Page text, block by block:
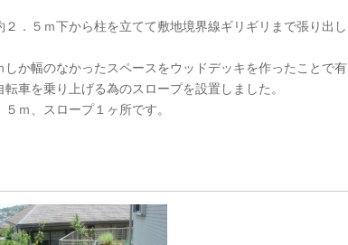
．５ｍ下から柱を立てて敷地境界線ギリギリまで張り出し
か幅のなかったスペースをウッドデッキを作ったことで有
車を乗り上げる為のスロープを設置しました。
ｍ、スロープ１ヶ所です。